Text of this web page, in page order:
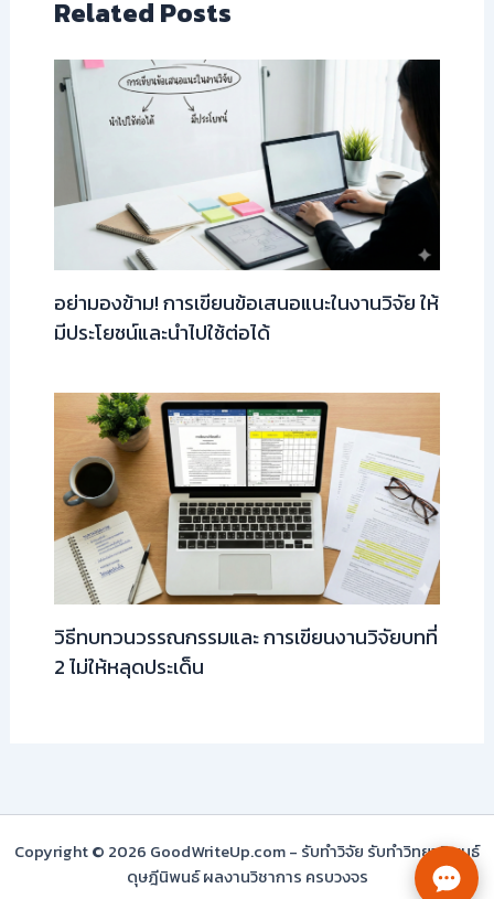
Related Posts
อย่ามองข้าม! การเขียนข้อเสนอแนะในงานวิจัย ให้
มีประโยชน์และนำไปใช้ต่อได้
วิธีทบทวนวรรณกรรมและ การเขียนงานวิจัยบทที่
2 ไม่ให้หลุดประเด็น
Copyright © 2026 GoodWriteUp.com - รับทำวิจัย รับทำวิทยานิพนธ์
ดุษฎีนิพนธ์ ผลงานวิชาการ ครบวงจร